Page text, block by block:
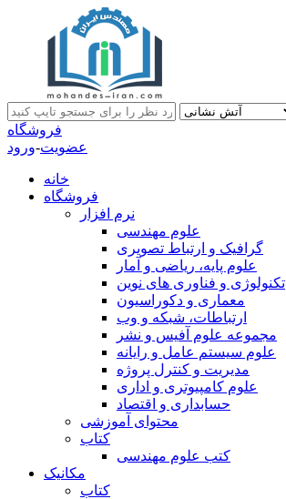
فروشگاه
عضویت-ورود
خانه
فروشگاه
نرم افزار
علوم مهندسی
گرافیک و ارتباط تصویری
علوم پایه، ریاضی و آمار
تکنولوژی و فناوری های نوین
معماری و دکوراسیون
ارتباطات، شبکه و وب
مجموعه علوم آفیس و نشر
علوم سیستم عامل و رایانه
مدیریت و کنترل پروژه
علوم کامپیوتری و اداری
حسابداری و اقتصاد
محتوای آموزشی
کتاب
کتب علوم مهندسی
مکانیک
کتاب